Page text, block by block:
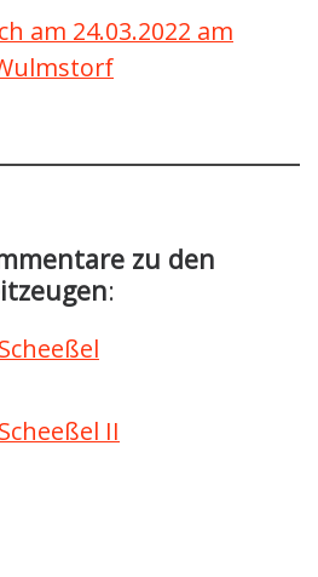
am 24.03.2022 am
zu den
:
II